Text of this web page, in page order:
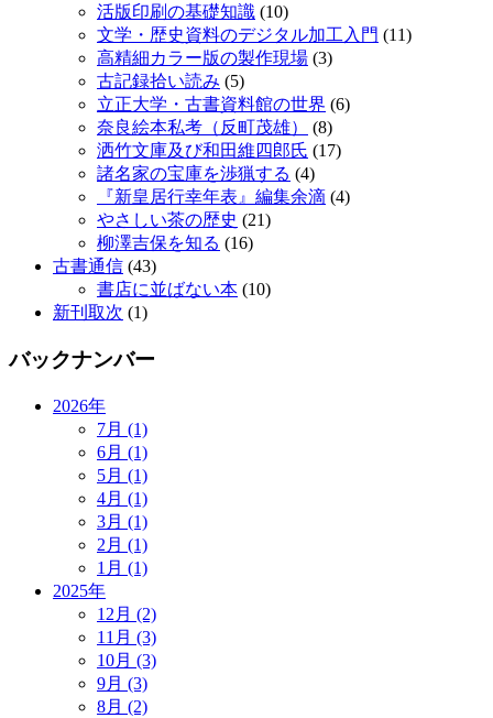
活版印刷の基礎知識 (10)
文学・歴史資料のデジタル加工入門 (11)
高精細カラー版の製作現場 (3)
古記録拾い読み (5)
立正大学・古書資料館の世界 (6)
奈良絵本私考（反町茂雄）
(8)
洒竹文庫及び和田維四郎氏 (17)
諸名家の宝庫を渉猟する (4)
『新皇居行幸年表』編集余滴 (4)
やさしい茶の歴史 (21)
柳澤吉保を知る (16)
古書通信 (43)
書店に並ばない本 (10)
新刊取次 (1)
バックナンバー
2026年
7月 (1)
6月 (1)
5月 (1)
4月 (1)
3月 (1)
2月 (1)
1月 (1)
2025年
12月 (2)
11月 (3)
10月 (3)
9月 (3)
8月 (2)